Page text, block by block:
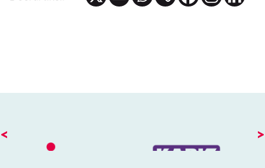
< >